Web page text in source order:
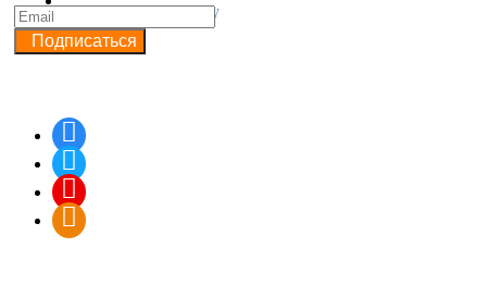
Подписывайся на рассылку
Подписаться